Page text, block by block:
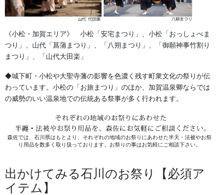
《金沢エリア》 金沢「百万石まつり」、金沢｢消防出初式｣、湯
涌｢氷室開き｣、｢加賀万祭｣
前田利家公の金沢入城の行列を今に再現しています。時代絵巻と
あわせて、企業や団体の工夫を凝らした踊り流しも見どころ。
《小松・加賀エリア》 小松「安宅まつり」、小松「おっしょべま
つり」、山代「菖蒲まつり」、「八朔まつり」、「御願神事竹割り
まつり」、「山代大田楽」
◆城下町・小松や大聖寺藩の影響を色濃く残す町衆文化の祭りが伝
わっています。小松の「お旅まつり」のほか、加賀温泉卿ならでは
の威勢のいい温泉地での伝統ある祭事が多く行われます。
森佐では、石川県はもとより、それぞれの地域のお祭りにあわせた半天・法被やお祭
り用品を数多く取り扱っております。お祭りの事はお気軽にご相談下さい。
出かけてみる石川のお祭り【必須ア
イテム】